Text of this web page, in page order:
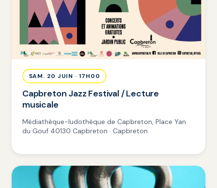
SAM. 20 JUIN · 17H00
Capbreton Jazz Festival / Lecture
musicale
Médiathèque-ludothèque de Capbreton, Place Yan
du Gouf 40130 Capbreton · Capbreton